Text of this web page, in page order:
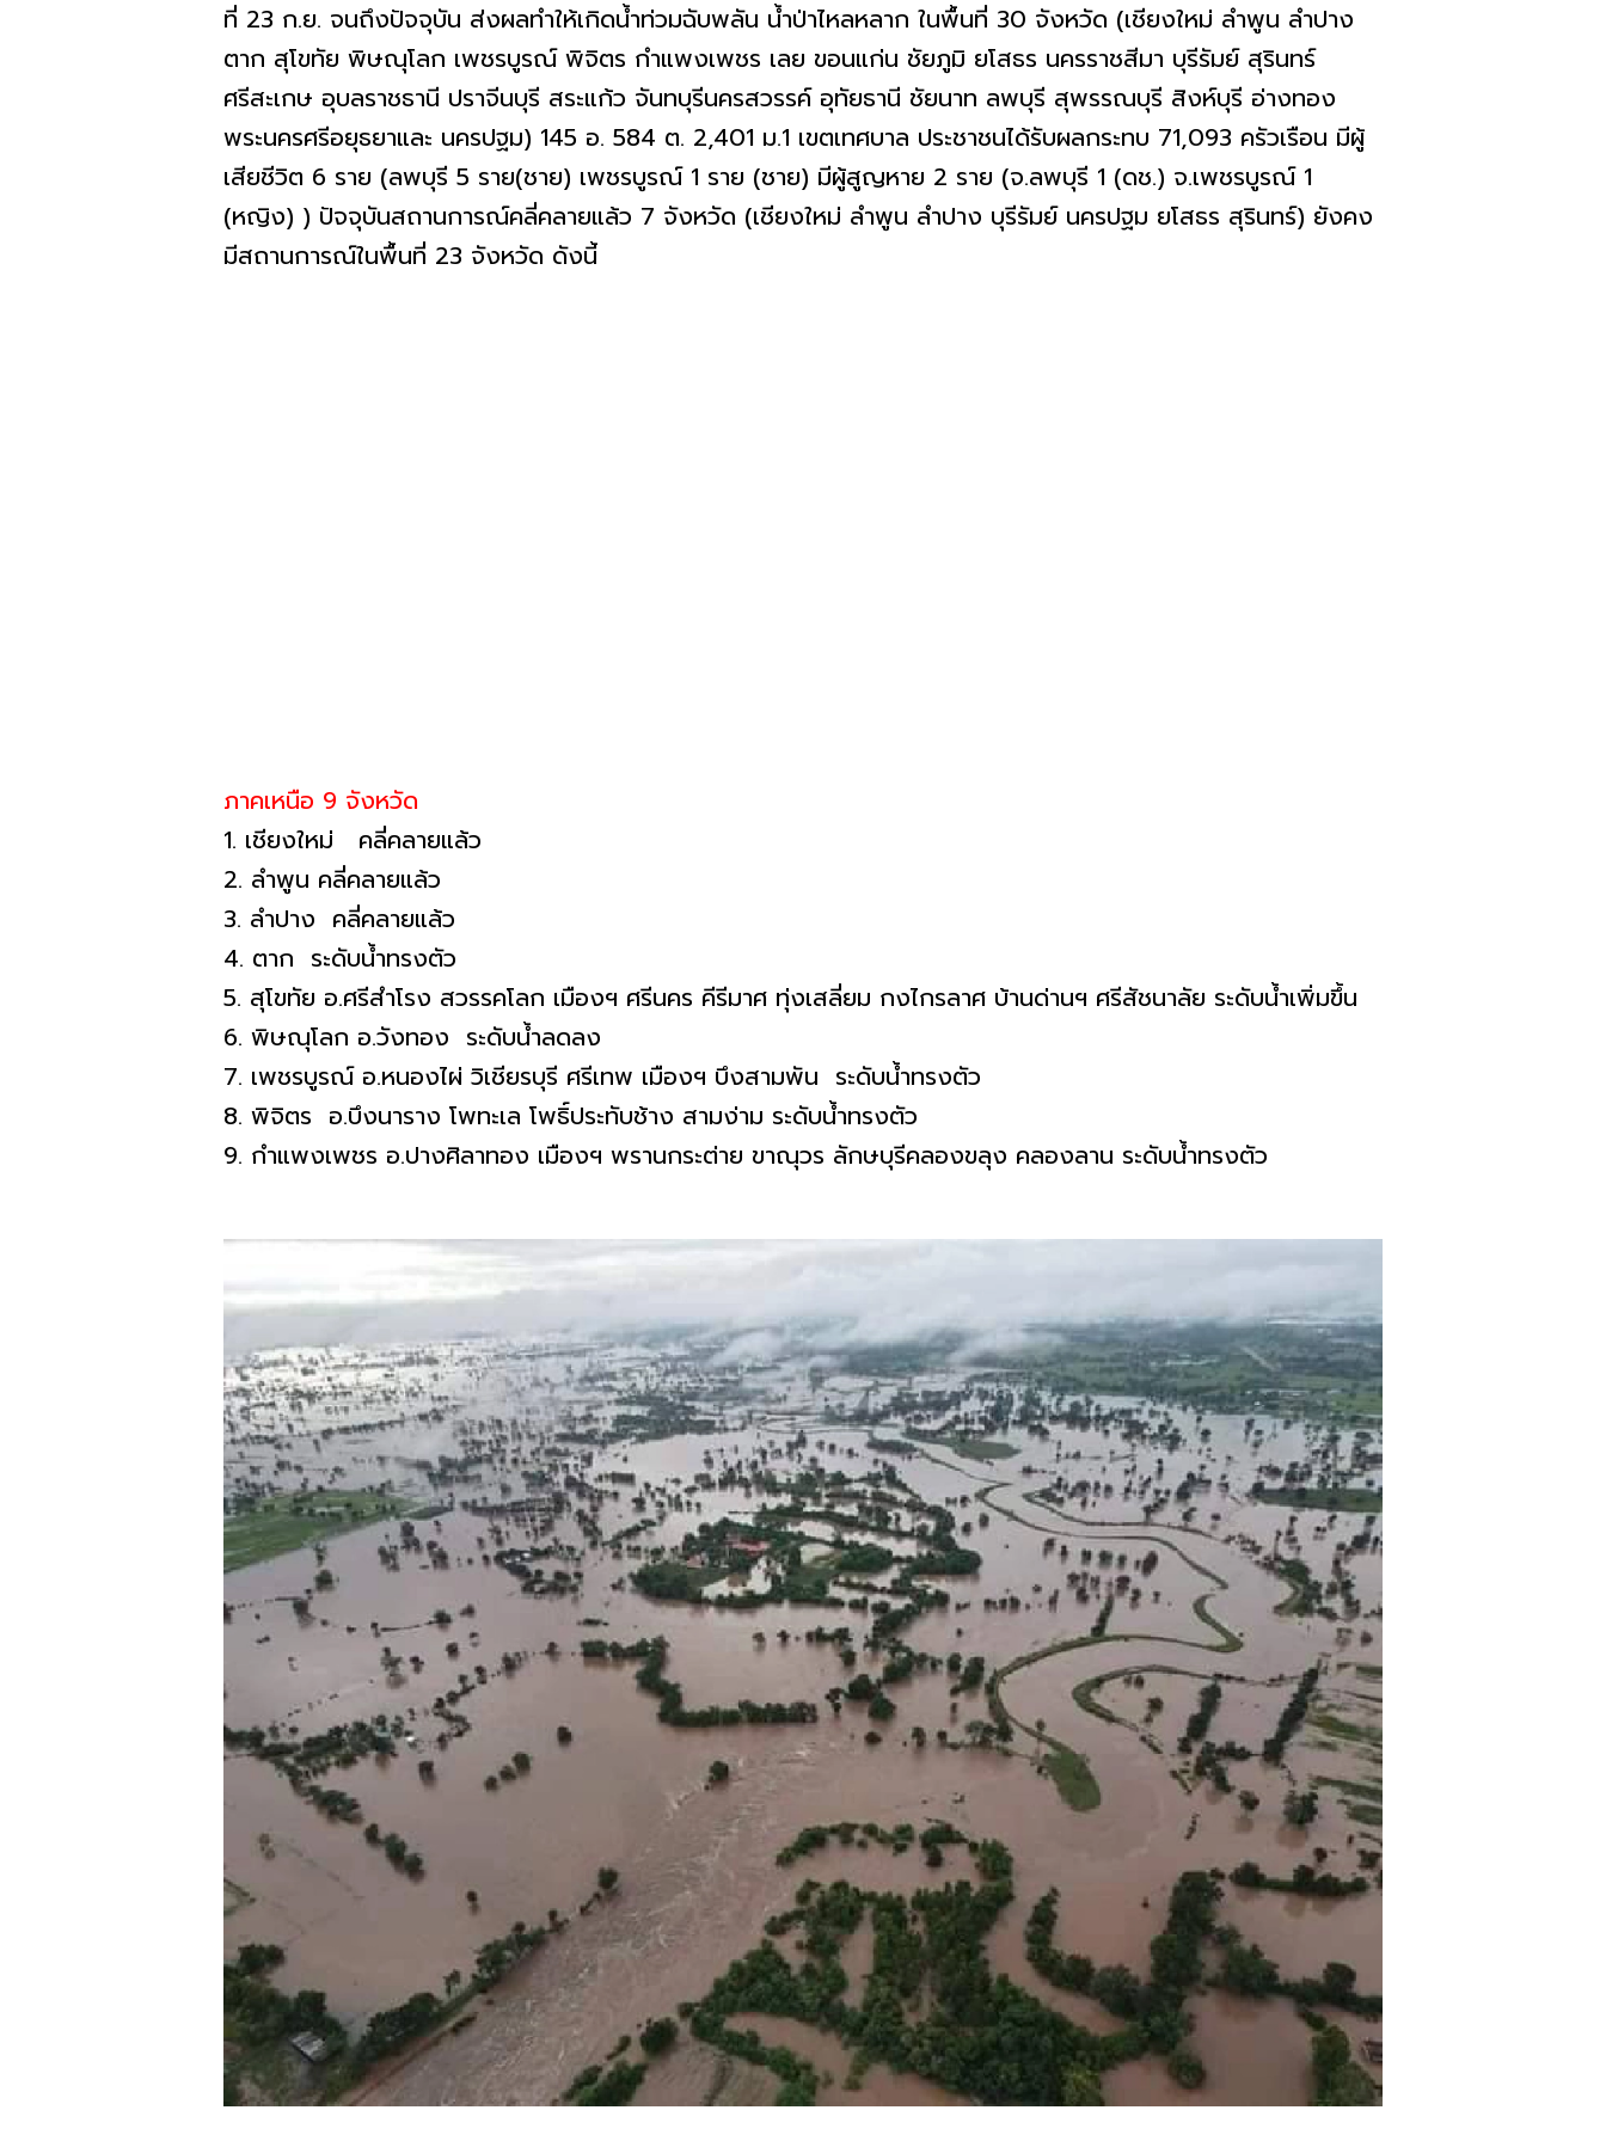
ที่ 23 ก.ย. จนถึงปัจจุบัน ส่งผลทำให้เกิดน้ำท่วมฉับพลัน น้ำป่าไหลหลาก ในพื้นที่ 30 จังหวัด (เชียงใหม่ ลำพูน ลำปาง
ตาก สุโขทัย พิษณุโลก เพชรบูรณ์ พิจิตร กำแพงเพชร เลย ขอนแก่น ชัยภูมิ ยโสธร นครราชสีมา บุรีรัมย์ สุรินทร์
ศรีสะเกษ อุบลราชธานี ปราจีนบุรี สระแก้ว จันทบุรีนครสวรรค์ อุทัยธานี ชัยนาท ลพบุรี สุพรรณบุรี สิงห์บุรี อ่างทอง
พระนครศรีอยุธยาและ นครปฐม) 145 อ. 584 ต. 2,401 ม.1 เขตเทศบาล ประชาชนได้รับผลกระทบ 71,093 ครัวเรือน มีผู้
เสียชีวิต 6 ราย (ลพบุรี 5 ราย(ชาย) เพชรบูรณ์ 1 ราย (ชาย) มีผู้สูญหาย 2 ราย (จ.ลพบุรี 1 (ดช.) จ.เพชรบูรณ์ 1
(หญิง) ) ปัจจุบันสถานการณ์คลี่คลายแล้ว 7 จังหวัด (เชียงใหม่ ลำพูน ลำปาง บุรีรัมย์ นครปฐม ยโสธร สุรินทร์) ยังคง
มีสถานการณ์ในพื้นที่ 23 จังหวัด ดังนี้
ภาคเหนือ 9 จังหวัด
1. เชียงใหม่ คลี่คลายแล้ว
2. ลําพูน คลี่คลายแล้ว
3. ลําปาง คลี่คลายแล้ว
4. ตาก ระดับน้ำทรงตัว
5. สุโขทัย อ.ศรีสําโรง สวรรคโลก เมืองฯ ศรีนคร คีรีมาศ ทุ่งเสลี่ยม กงไกรลาศ บ้านด่านฯ ศรีสัชนาลัย ระดับน้ำเพิ่มขึ้น
6. พิษณุโลก อ.วังทอง ระดับน้ำลดลง
7. เพชรบูรณ์ อ.หนองไผ่ วิเชียรบุรี ศรีเทพ เมืองฯ บึงสามพัน ระดับน้ำทรงตัว
8. พิจิตร อ.บึงนาราง โพทะเล โพธิ์ประทับช้าง สามง่าม ระดับน้ำทรงตัว
9. กําแพงเพชร อ.ปางศิลาทอง เมืองฯ พรานกระต่าย ขาณุวร ลักษบุรีคลองขลุง คลองลาน ระดับน้ำทรงตัว